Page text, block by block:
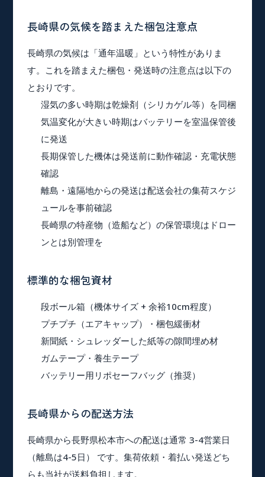
長崎県の気候を踏まえた梱包注意点
長崎県の気候は「通年温暖」という特性がありま
す。これを踏まえた梱包・発送時の注意点は以下の
とおりです。
湿気の多い時期は乾燥剤（シリカゲル等）を同梱
気温変化が大きい時期はバッテリーを室温保管後
に発送
長期保管した機体は発送前に動作確認・充電状態
確認
離島・遠隔地からの発送は配送会社の集荷スケジ
ュールを事前確認
長崎県の特産物（造船など）の保管環境はドロー
ンとは別管理を
標準的な梱包資材
段ボール箱（機体サイズ + 余裕10cm程度）
プチプチ（エアキャップ）・梱包緩衝材
新聞紙・シュレッダーした紙等の隙間埋め材
ガムテープ・養生テープ
バッテリー用リポセーフバッグ（推奨）
長崎県からの配送方法
長崎県から長野県松本市への配送は通常 3-4営業日
（離島は4-5日） です。集荷依頼・着払い発送どち
らも当社が送料負担します。